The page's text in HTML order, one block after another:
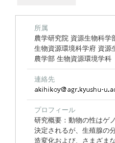
所属
農学研究院 資源生物科学
生物資源環境科学府 資源
農学部 生物資源環境学科
連絡先
プロフィール
研究概要：動物の性はゲ
決定されるが、生殖腺の
造変化および、さまざま